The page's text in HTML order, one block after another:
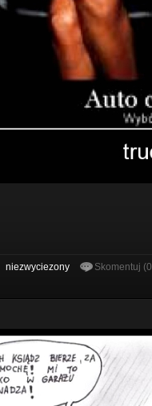
niezwyciezony Skomentuj